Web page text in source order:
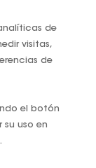
la Unidad
Civil.
redes sociales
consumidor. En
se redirige a
de
visitas,
de
el botón
su uso en
.